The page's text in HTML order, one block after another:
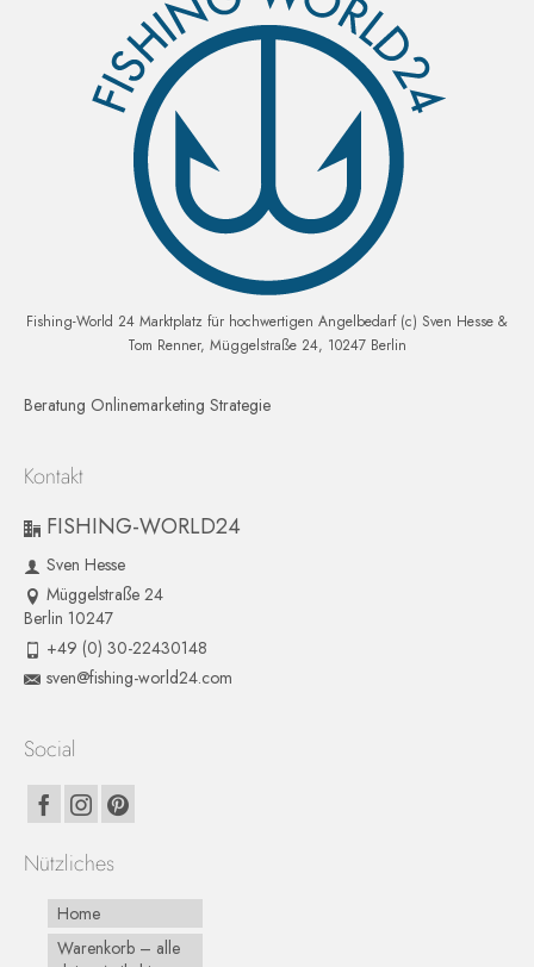
Fishing-World 24 Marktplatz für hochwertigen Angelbedarf (c) Sven Hesse &
Tom Renner, Müggelstraße 24, 10247 Berlin
Beratung Onlinemarketing Strategie
Kontakt
FISHING-WORLD24
Sven Hesse
Müggelstraße 24
Berlin 10247
+49 (0) 30-22430148
sven@fishing-world24.com
Social
Nützliches
Home
Warenkorb – alle